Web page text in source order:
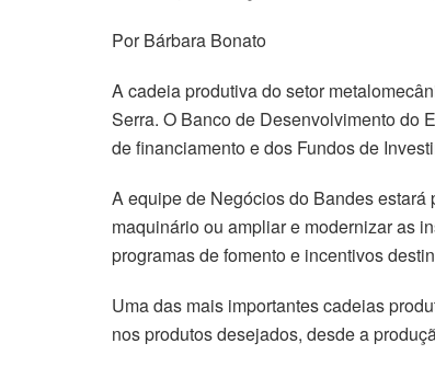
Por Bárbara Bonato
A cadeia produtiva do setor
Serra. O Banco de Desenvolvimento do
de financiamento e dos Fundos de
A equipe de Negócios do Bandes
maquinário ou ampliar e modernizar as
programas de fomento e incentivos
Uma das mais importantes cadeias
nos produtos desejados, desde a